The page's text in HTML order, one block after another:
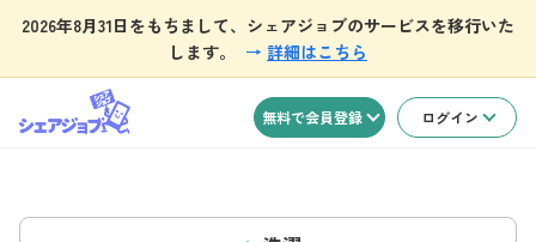
2026年8月31日をもちまして、シェアジョブのサービスを移行いた
します。
→ 詳細はこちら
無料で会員登録 ログイン